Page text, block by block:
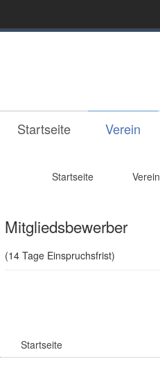
Startseite Verein
Startseite Verein
Mitgliedsbewerber
(14 Tage Einspruchsfrist)
Startseite